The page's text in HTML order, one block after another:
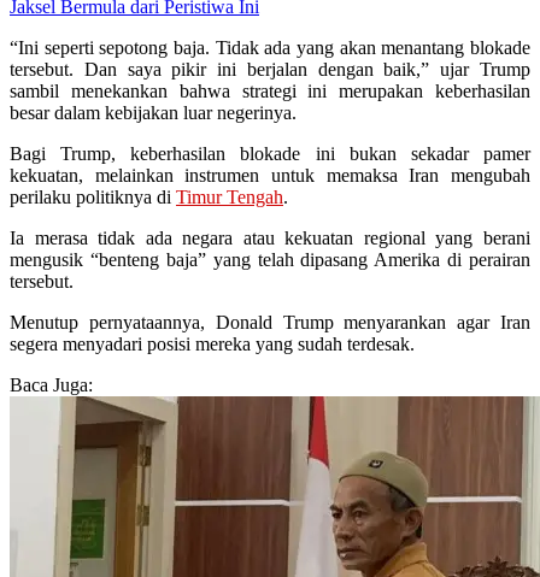
Jaksel Bermula dari Peristiwa Ini
“Ini seperti sepotong baja. Tidak ada yang akan menantang blokade
tersebut. Dan saya pikir ini berjalan dengan baik,” ujar Trump
sambil menekankan bahwa strategi ini merupakan keberhasilan
besar dalam kebijakan luar negerinya.
Bagi Trump, keberhasilan blokade ini bukan sekadar pamer
kekuatan, melainkan instrumen untuk memaksa Iran mengubah
perilaku politiknya di Timur Tengah.
Ia merasa tidak ada negara atau kekuatan regional yang berani
mengusik “benteng baja” yang telah dipasang Amerika di perairan
tersebut.
Menutup pernyataannya, Donald Trump menyarankan agar Iran
segera menyadari posisi mereka yang sudah terdesak.
Baca Juga: